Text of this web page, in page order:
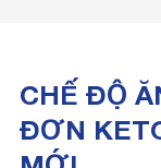
CHẾ ĐỘ
ĐƠN